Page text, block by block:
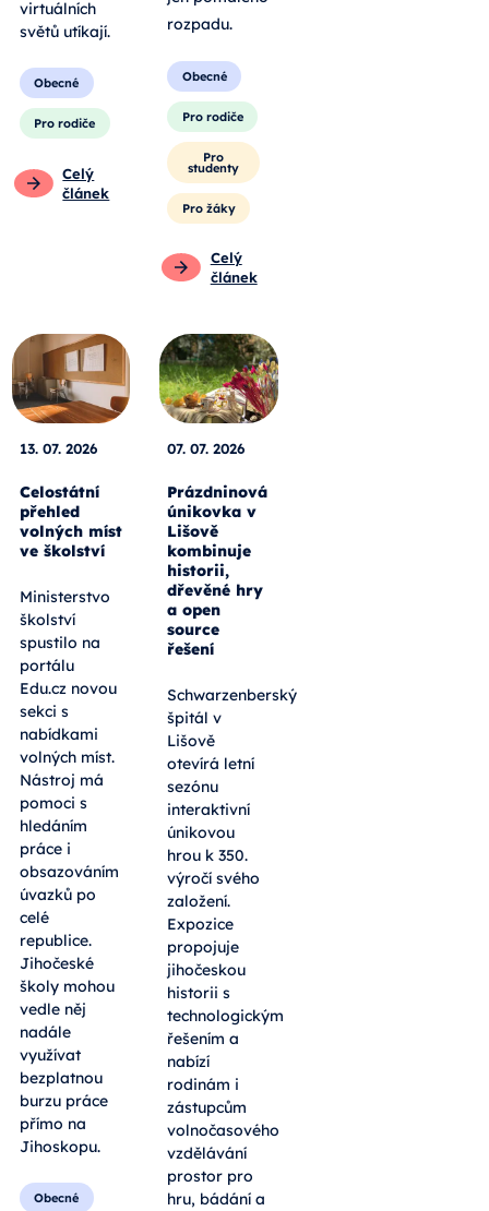
virtuálních
světů utíkají.
Obecné
Pro rodiče
Celý
článek
rozpadu.
Obecné
Pro rodiče
Pro
studenty
Pro žáky
Celý
článek
13. 07. 2026
Celostátní
přehled
volných míst
ve školství
Ministerstvo
školství
spustilo na
portálu
Edu.cz novou
sekci s
nabídkami
volných míst.
Nástroj má
pomoci s
hledáním
práce i
obsazováním
úvazků po
celé
republice.
Jihočeské
školy mohou
vedle něj
nadále
využívat
bezplatnou
burzu práce
přímo na
Jihoskopu.
Obecné
07. 07. 2026
Prázdninová
únikovka v
Lišově
kombinuje
historii,
dřevěné hry
a open
source
řešení
Schwarzenberský
špitál v
Lišově
otevírá letní
sezónu
interaktivní
únikovou
hrou k 350.
výročí svého
založení.
Expozice
propojuje
jihočeskou
historii s
technologickým
řešením a
nabízí
rodinám i
zástupcům
volnočasového
vzdělávání
prostor pro
hru, bádání a